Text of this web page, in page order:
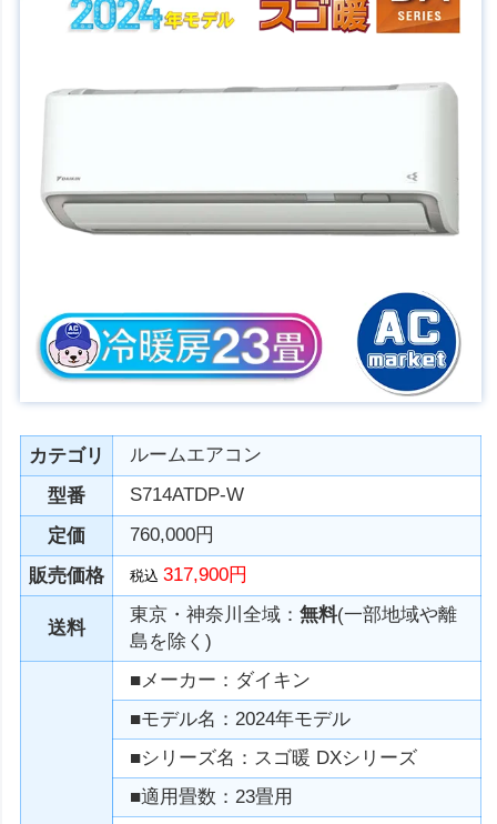
カテゴリ
ルームエアコン
型番
S714ATDP-W
定価
760,000円
販売価格
税込317,900円
送料
東京・神奈川全域：無料(一部地域や離
島を除く)
■メーカー：ダイキン
■モデル名：2024年モデル
■シリーズ名：スゴ暖 DXシリーズ
■適用畳数：23畳用